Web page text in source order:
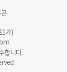
곤
1가)
합니다.